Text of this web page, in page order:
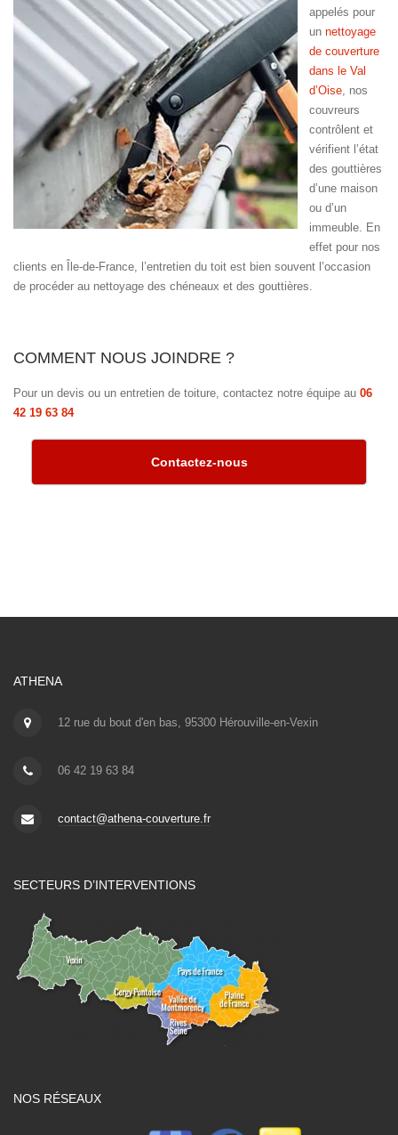
appelés pour
un nettoyage
de couverture
dans le Val
d’Oise , nos
couvreurs
contrôlent et
vérifient l’état
des gouttières
d’une maison
ou d’un
immeuble. En
effet pour nos
clients en Île-de-France, l’entretien du toit est bien souvent l’occasion
de procéder au nettoyage des chéneaux et des gouttières.
COMMENT NOUS JOINDRE ?
Pour un devis ou un entretien de toiture, contactez notre équipe au 06
42 19 63 84
Contactez-nous
ATHENA
12 rue du bout d'en bas, 95300 Hérouville-en-Vexin
06 42 19 63 84
contact@athena-couverture.fr
SECTEURS D’INTERVENTIONS
NOS RÉSEAUX